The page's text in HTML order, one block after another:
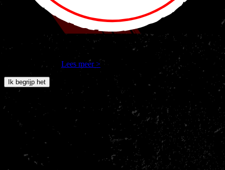
Nakama Gym en derde partijen gebruiken cookies om jouw
internetgedrag op onze site te volgen. Als je verdergaat, ga je
hiermee akkoord. Lees meer >
Ik begrijp het